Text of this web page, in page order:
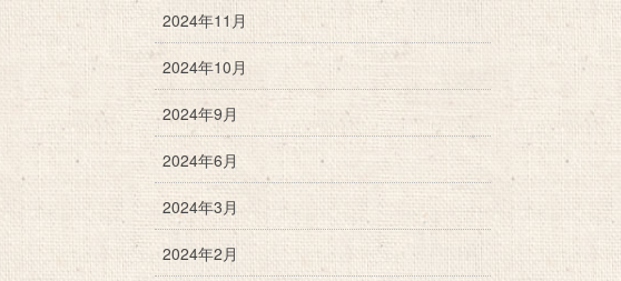
2024年11月
2024年10月
2024年9月
2024年6月
2024年3月
2024年2月